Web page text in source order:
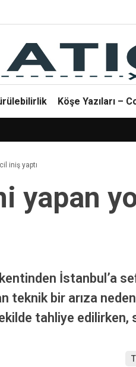
Köşe Yazıları –
iniş yaptı
İstanbul’a
teknik bir arıza
tahliye edilirken,